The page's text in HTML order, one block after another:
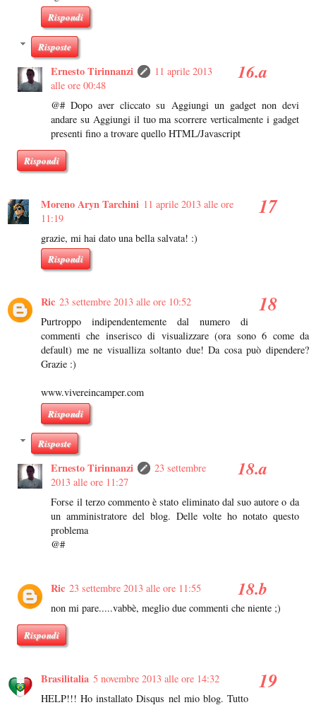
Rispondi
Risposte
Ernesto Tirinnanzi
11 aprile 2013
alle ore 00:48
@# Dopo aver cliccato su Aggiungi un gadget non devi
andare su Aggiungi il tuo ma scorrere verticalmente i gadget
presenti fino a trovare quello HTML/Javascript
Rispondi
Moreno Aryn Tarchini 11 aprile 2013 alle ore
11:19
grazie, mi hai dato una bella salvata! :)
Rispondi
Ric 23 settembre 2013 alle ore 10:52
Purtroppo indipendentemente dal numero di
commenti che inserisco di visualizzare (ora sono 6 come da
default) me ne visualliza soltanto due! Da cosa può dipendere?
Grazie :)
www.vivereincamper.com
Rispondi
Risposte
Ernesto Tirinnanzi
23 settembre
2013 alle ore 11:27
Forse il terzo commento è stato eliminato dal suo autore o da
un amministratore del blog. Delle volte ho notato questo
problema
@#
Ric 23 settembre 2013 alle ore 11:55
non mi pare.....vabbè, meglio due commenti che niente ;)
Rispondi
Brasilitalia 5 novembre 2013 alle ore 14:32
HELP!!! Ho installato Disqus nel mio blog. Tutto